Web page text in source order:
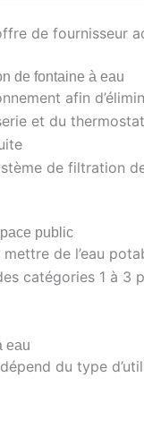
de fournisseur
de fontaine à eau
afin
et du
de filtration
public
de l’eau
catégories 1 à 3
eau
du type